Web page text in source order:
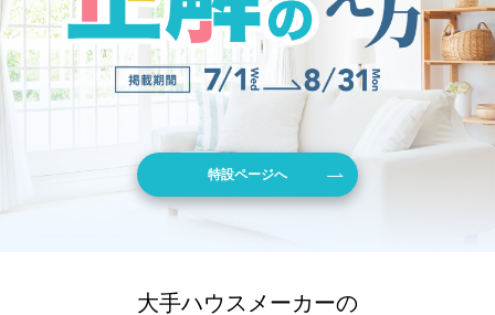
特設ページへ
大手ハウスメーカーの